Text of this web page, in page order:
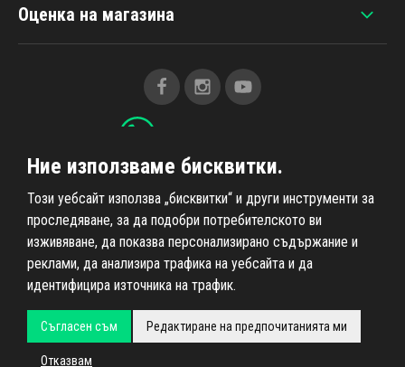
Всичко за пазаруването
Информация за нас
Оценка на магазина
Всички права запазени © 2026Ahifi.cz, реализация
Shean.cz
Ние използваме бисквитки.
Този уебсайт използва „бисквитки“ и други инструменти за
проследяване, за да подобри потребителското ви
изживяване, да показва персонализирано съдържание и
реклами, да анализира трафика на уебсайта и да
идентифицира източника на трафик.
Съгласен съм Редактиране на предпочитанията ми
Отказвам